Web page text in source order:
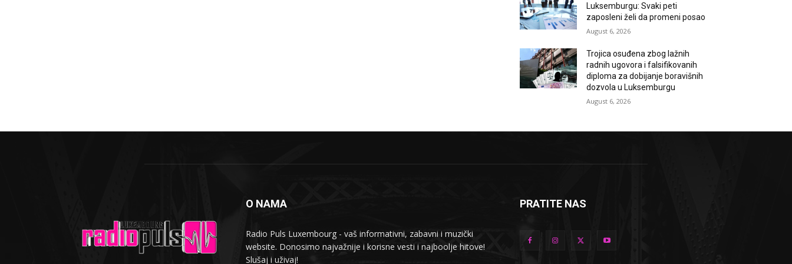
Luksemburgu: Svaki peti
zaposleni želi da promeni posao
August 6, 2026
Trojica osuđena zbog lažnih
radnih ugovora i falsifikovanih
diploma za dobijanje boravišnih
dozvola u Luksemburgu
August 6, 2026
O NAMA
Radio Puls Luxembourg - vaš informativni, zabavni i muzički
website. Donosimo najvažnije i korisne vesti i najboolje hitove!
Slušaj i uživaj!
PRATITE NAS